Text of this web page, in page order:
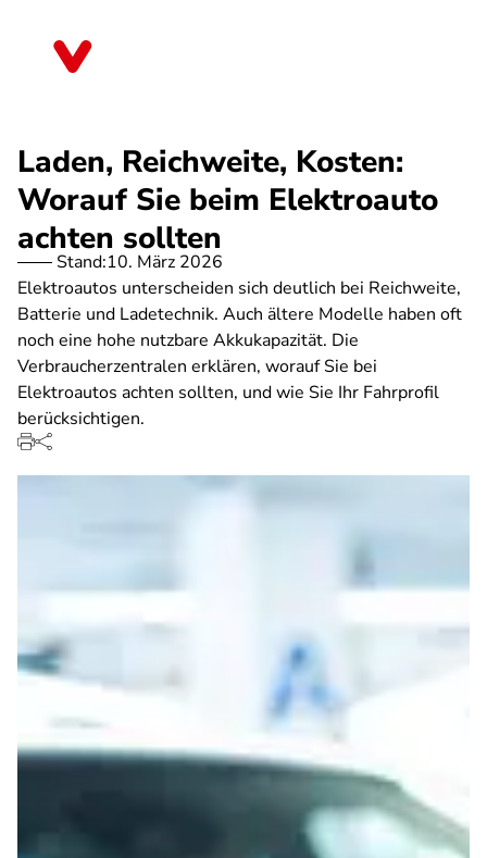
Laden, Reichweite, Kosten:
Worauf Sie beim Elektroauto
achten sollten
Stand:10. März 2026
Elektroautos unterscheiden sich deutlich bei Reichweite,
Batterie und Ladetechnik. Auch ältere Modelle haben oft
noch eine hohe nutzbare Akkukapazität. Die
Verbraucherzentralen erklären, worauf Sie bei
Elektroautos achten sollten, und wie Sie Ihr Fahrprofil
berücksichtigen.